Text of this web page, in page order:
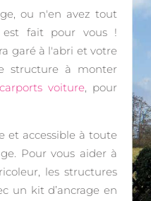
ou n'en avez tout
fait pour vous !
garé à l'abri et votre
structure à monter
carports voiture, pour
et accessible à toute
Pour vous aider à
les structures
un kit d’ancrage en